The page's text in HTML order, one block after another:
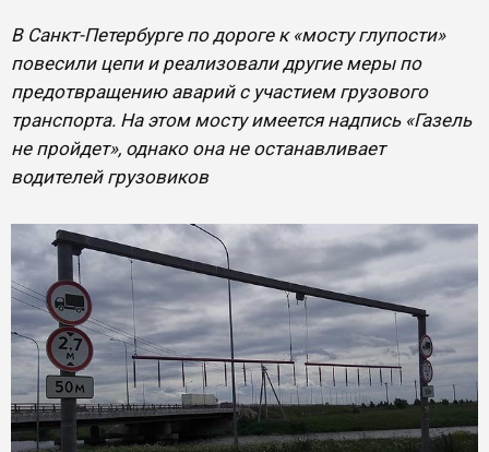
В Санкт-Петербурге по дороге к «мосту глупости»
повесили цепи и реализовали другие меры по
предотвращению аварий с участием грузового
транспорта. На этом мосту имеется надпись «Газель
не пройдет», однако она не останавливает
водителей грузовиков